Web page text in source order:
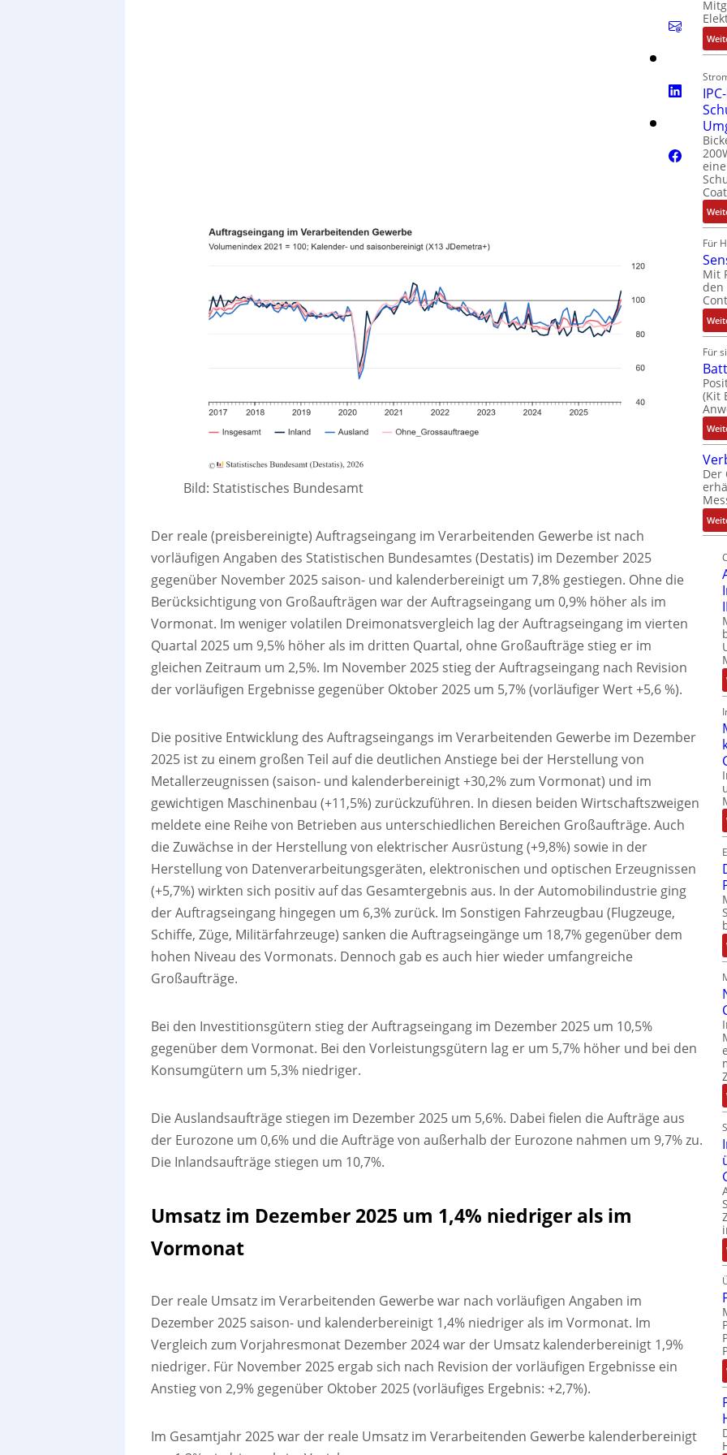
Bild: Statistisches Bundesamt
Der reale (preisbereinigte) Auftragseingang im Verarbeitenden Gewerbe ist nach
vorläufigen Angaben des Statistischen Bundesamtes (Destatis) im Dezember 2025
gegenüber November 2025 saison- und kalenderbereinigt um 7,8% gestiegen. Ohne die
Berücksichtigung von Großaufträgen war der Auftragseingang um 0,9% höher als im
Vormonat. Im weniger volatilen Dreimonatsvergleich lag der Auftragseingang im vierten
Quartal 2025 um 9,5% höher als im dritten Quartal, ohne Großaufträge stieg er im
gleichen Zeitraum um 2,5%. Im November 2025 stieg der Auftragseingang nach Revision
der vorläufigen Ergebnisse gegenüber Oktober 2025 um 5,7% (vorläufiger Wert +5,6 %).
Die positive Entwicklung des Auftragseingangs im Verarbeitenden Gewerbe im Dezember
2025 ist zu einem großen Teil auf die deutlichen Anstiege bei der Herstellung von
Metallerzeugnissen (saison- und kalenderbereinigt +30,2% zum Vormonat) und im
gewichtigen Maschinenbau (+11,5%) zurückzuführen. In diesen beiden Wirtschaftszweigen
meldete eine Reihe von Betrieben aus unterschiedlichen Bereichen Großaufträge. Auch
die Zuwächse in der Herstellung von elektrischer Ausrüstung (+9,8%) sowie in der
Herstellung von Datenverarbeitungsgeräten, elektronischen und optischen Erzeugnissen
(+5,7%) wirkten sich positiv auf das Gesamtergebnis aus. In der Automobilindustrie ging
der Auftragseingang hingegen um 6,3% zurück. Im Sonstigen Fahrzeugbau (Flugzeuge,
Schiffe, Züge, Militärfahrzeuge) sanken die Auftragseingänge um 18,7% gegenüber dem
hohen Niveau des Vormonats. Dennoch gab es auch hier wieder umfangreiche
Großaufträge.
Bei den Investitionsgütern stieg der Auftragseingang im Dezember 2025 um 10,5%
gegenüber dem Vormonat. Bei den Vorleistungsgütern lag er um 5,7% höher und bei den
Konsumgütern um 5,3% niedriger.
Die Auslandsaufträge stiegen im Dezember 2025 um 5,6%. Dabei fielen die Aufträge aus
der Eurozone um 0,6% und die Aufträge von außerhalb der Eurozone nahmen um 9,7% zu.
Die Inlandsaufträge stiegen um 10,7%.
Umsatz im Dezember 2025 um 1,4% niedriger als im
Vormonat
Der reale Umsatz im Verarbeitenden Gewerbe war nach vorläufigen Angaben im
Dezember 2025 saison- und kalenderbereinigt 1,4% niedriger als im Vormonat. Im
Vergleich zum Vorjahresmonat Dezember 2024 war der Umsatz kalenderbereinigt 1,9%
niedriger. Für November 2025 ergab sich nach Revision der vorläufigen Ergebnisse ein
Anstieg von 2,9% gegenüber Oktober 2025 (vorläufiges Ergebnis: +2,7%).
Im Gesamtjahr 2025 war der reale Umsatz im Verarbeitenden Gewerbe kalenderbereinigt
Für
Mit
den
Für
(Kit
Der